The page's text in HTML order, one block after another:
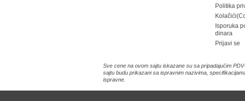
Politika
Isporuka
dinara
Prijavi se
Sve cene na ovom sajtu iskazane su sa pripadajućim
sajtu budu prikazani sa ispravnim nazivima,
ispravne.